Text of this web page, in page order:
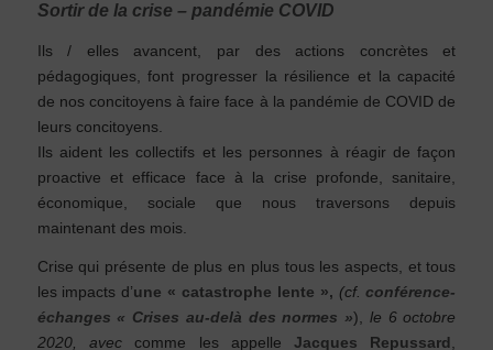
Sortir de la crise – pandémie COVID
Ils / elles avancent, par des actions concrètes et
pédagogiques, font progresser la résilience et la capacité
de nos concitoyens à faire face à la pandémie de COVID de
leurs concitoyens.
Ils aident les collectifs et les personnes à réagir de façon
proactive et efficace face à la crise profonde, sanitaire,
économique, sociale que nous traversons depuis
maintenant des mois.
Crise qui présente de plus en plus tous les aspects, et tous
les impacts d’une « catastrophe lente », (cf.conférence-
échanges « Crises au-delà des normes »), le 6 octobre
2020, avec comme les appelleJacques Repussard